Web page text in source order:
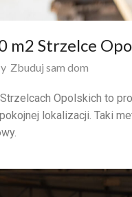
m2 Strzelce
Zbuduj sam dom
Opolskich to
lokalizacji. Taki